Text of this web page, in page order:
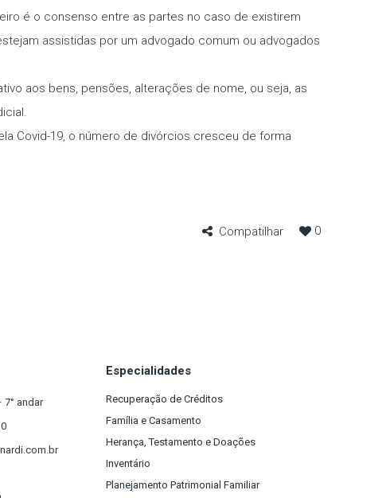
é o consenso entre as partes no caso de existirem
assistidas por um advogado comum ou advogados
aos bens, pensões, alterações de nome, ou seja, as
Covid-19, o número de divórcios cresceu de forma
Compatilhar 0
7° andar
Especialidades
Recuperação de Créditos
Família e Casamento
Herança, Testamento e Doações
Inventário
Planejamento Patrimonial Familiar